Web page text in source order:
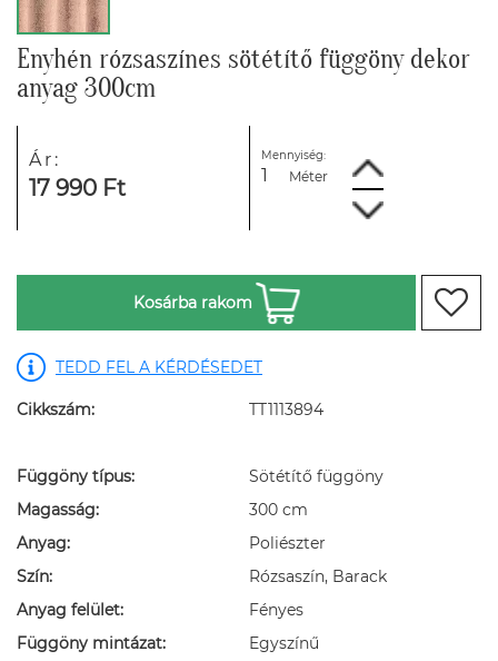
Enyhén rózsaszínes sötétítő függöny dekor
anyag 300cm
Ár:
17 990 Ft
Mennyiség:
Méter
Kosárba rakom
TEDD FEL A KÉRDÉSEDET
Cikkszám: TT1113894
Függöny típus:
Sötétítő függöny
Magasság:
300 cm
Anyag:
Poliészter
Szín:
Rózsaszín, Barack
Anyag felület:
Fényes
Függöny mintázat:
Egyszínű